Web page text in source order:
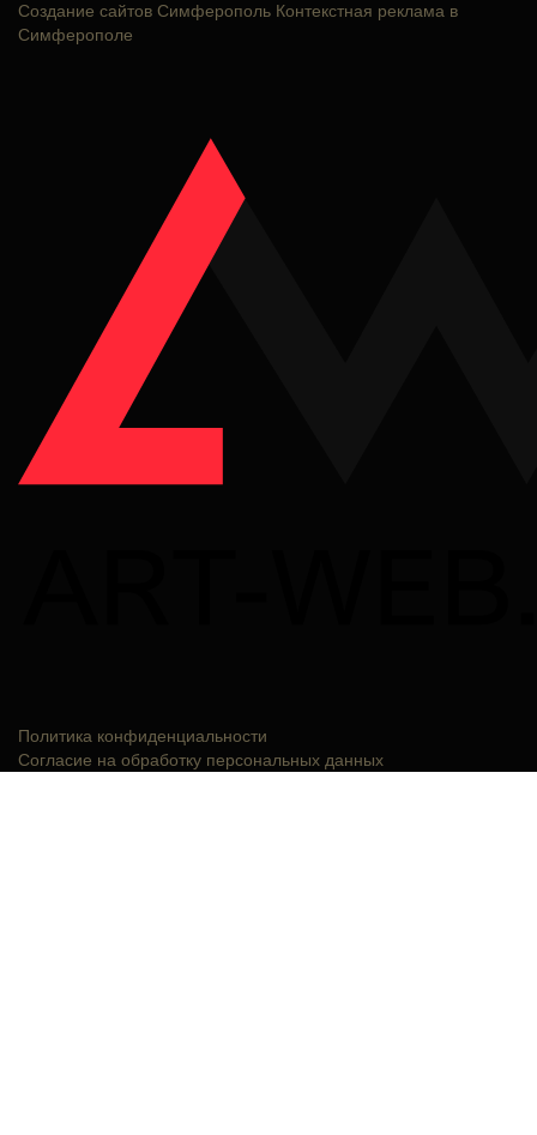
Создание сайтов Симферополь Контекстная реклама в
Симферополе
Политика конфиденциальности
Согласие на обработку персональных данных